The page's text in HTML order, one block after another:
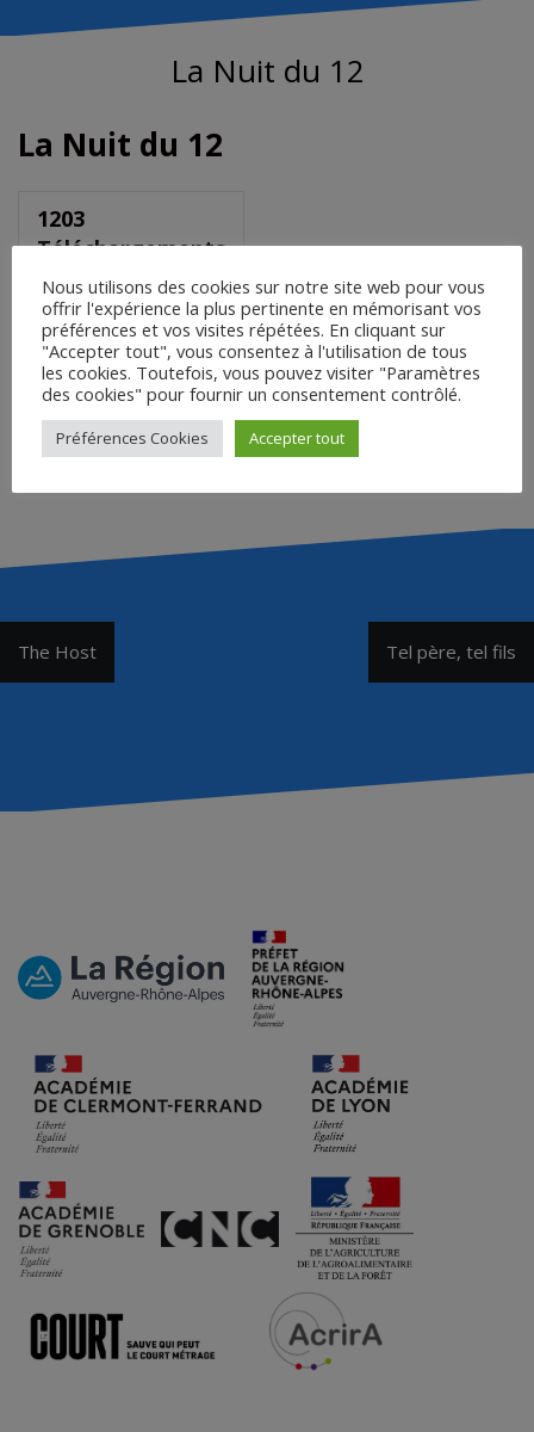
La Nuit du 12
La Nuit du 12
1203
Téléchargements
Saisir le mot de passe pour
télécharger :
Accéder
Navigation
de
The Host Tel père, tel fils
Nous utilisons des cookies sur notre site web pour vous
offrir l'expérience la plus pertinente en mémorisant vos
préférences et vos visites répétées. En cliquant sur
"Accepter tout", vous consentez à l'utilisation de tous
les cookies. Toutefois, vous pouvez visiter "Paramètres
des cookies" pour fournir un consentement contrôlé.
Préférences Cookies Accepter tout